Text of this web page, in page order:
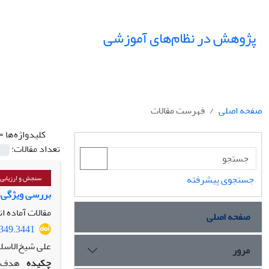
پژوهش در نظام‌های آموزشی
صفحه اصلی
فهرست مقالات
کلیدواژه‌ها
تعداد مقالات:
سنجش و
بررسی
مقالات آماده
علی
چکیده
جستجوی پیشرفته
صفحه اصلی
مرور